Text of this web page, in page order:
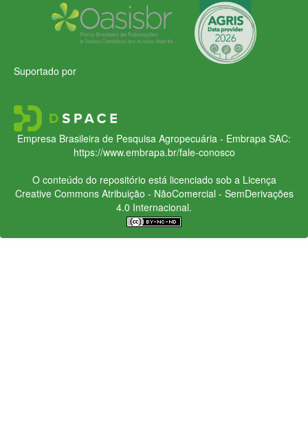
Suportado por
Empresa Brasileira de Pesquisa Agropecuária - Embrapa SAC:
https://www.embrapa.br/fale-conosco
O conteúdo do repositório está licenciado sob a Licença
Creative CommonsAtribuição - NãoComercial - SemDerivações
4.0 Internacional.